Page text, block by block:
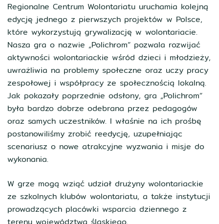
Regionalne Centrum Wolontariatu uruchamia kolejną
edycję jednego z pierwszych projektów w Polsce,
które wykorzystują grywalizację w wolontariacie.
Nasza gra o nazwie „Polichrom” pozwala rozwijać
aktywności wolontariackie wśród dzieci i młodzieży,
uwrażliwia na problemy społeczne oraz uczy pracy
zespołowej i współpracy ze społecznością lokalną.
Jak pokazały poprzednie odsłony, gra „Polichrom”
była bardzo dobrze odebrana przez pedagogów
oraz samych uczestników. I właśnie na ich prośbę
postanowiliśmy zrobić reedycję, uzupełniając
scenariusz o nowe atrakcyjne wyzwania i misje do
wykonania.
W grze mogą wziąć udział drużyny wolontariackie
ze szkolnych klubów wolontariatu, a także instytucji
prowadzących placówki wsparcia dziennego z